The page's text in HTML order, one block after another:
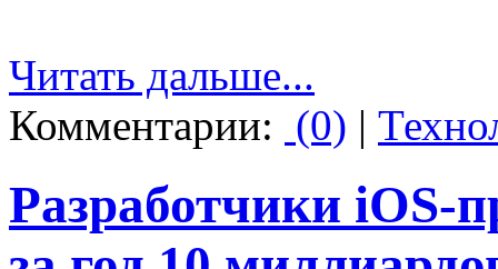
Читать дальше...
Комментарии: (0) |
Разработчики iOS-